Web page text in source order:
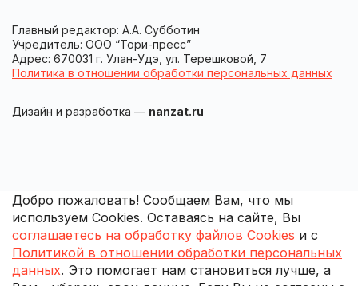
Главный редактор: А.А. Субботин
Учредитель: ООО “Тори-пресс”
Адрес: 670031 г. Улан-Удэ, ул. Терешковой, 7
Политика в отношении обработки персональных данных
Дизайн и разработка — nanzat.ru
Добро пожаловать! Сообщаем Вам, что мы
используем Cookies. Оставаясь на сайте, Вы
соглашаетесь на обработку файлов Cookies и с
Политикой в отношении обработки персональных
данных. Это помогает нам становиться лучше, а